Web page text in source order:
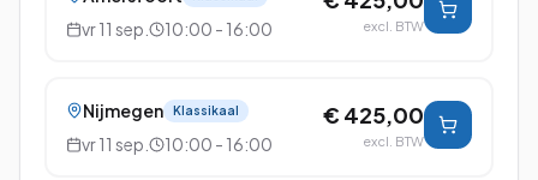
vr 11 sep. 10:00 - 16:00 excl. BTW
Nijmegen Klassikaal
vr 11 sep. 10:00 - 16:00
€ 425,00
excl. BTW